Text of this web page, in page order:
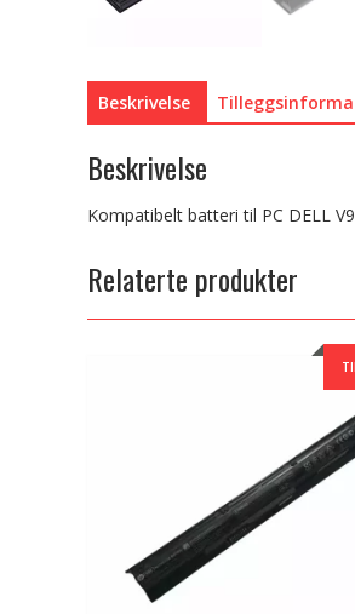
Beskrivelse
Beskrivelse
Kompatibelt batteri til PC DELL
Relaterte produkter